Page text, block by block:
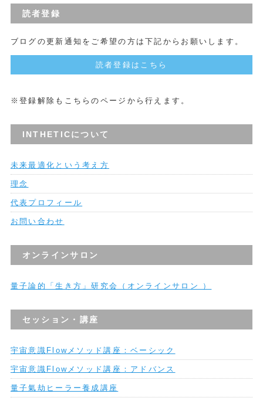
読者登録
ブログの更新通知をご希望の方は下記からお願いします。
読者登録はこちら
※登録解除もこちらのページから行えます。
INTHETICについて
未来最適化という考え方
理念
代表プロフィール
お問い合わせ
オンラインサロン
量子論的「生き方」研究会（オンラインサロン ）
セッション・講座
宇宙意識Flowメソッド講座：ベーシック
宇宙意識Flowメソッド講座：アドバンス
量子氣劫ヒーラー養成講座